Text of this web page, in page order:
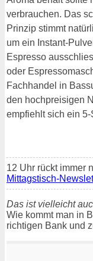
verbrauchen. Das
Prinzip stimmt
um ein Instant-
Espresso
oder
Fachhandel in
den hochpreisigen
empfiehlt sich ein 5-
12 Uhr rückt immer
Mittagstisch-
Das ist vielleicht
Wie kommt man in
richtigen Bank und